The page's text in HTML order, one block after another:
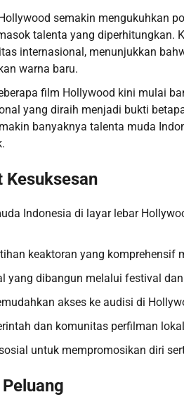
semakin mengukuhkan
talenta yang diperhitungkan.
internasional, menunjukkan
warna baru.
film Hollywood kini mulai
yang diraih menjadi bukti
banyaknya talenta muda
Kesuksesan
Indonesia di layar lebar
keaktoran yang komprehensif
yang dibangun melalui festival
akses ke audisi di
dan komunitas perfilman
untuk mempromosikan diri